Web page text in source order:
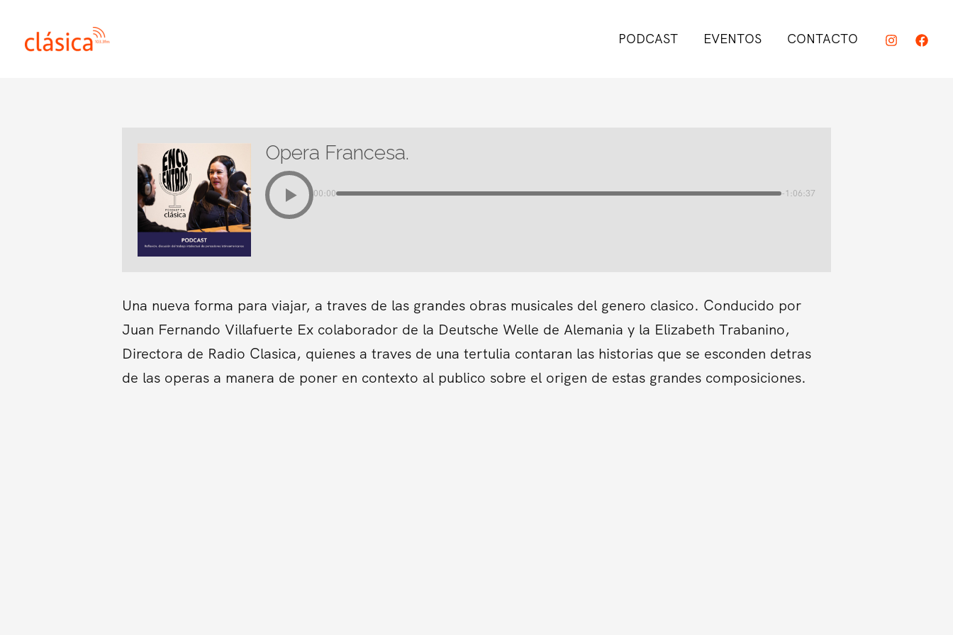
contenido
PODCAST EVENTOS CONTACTO
Opera Francesa.
00:00 -1:06:37
Una nueva forma para viajar, a traves de las grandes obras musicales del genero clasico. Conducido por
Juan Fernando Villafuerte Ex colaborador de la Deutsche Welle de Alemania y la Elizabeth Trabanino,
Directora de Radio Clasica, quienes a traves de una tertulia contaran las historias que se esconden detras
de las operas a manera de poner en contexto al publico sobre el origen de estas grandes composiciones.